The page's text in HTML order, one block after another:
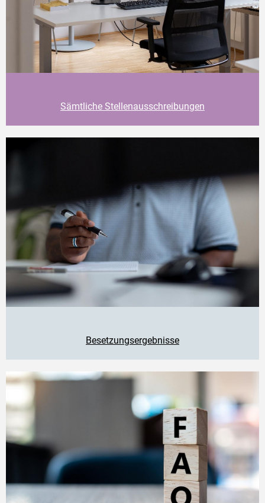
Sämtliche Stellenausschreibungen
Besetzungsergebnisse